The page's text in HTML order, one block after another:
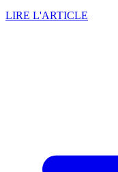
LIRE L'ARTICLE